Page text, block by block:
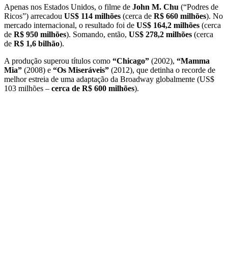
Apenas nos Estados Unidos, o filme de John M. Chu (“Podres de
Ricos”) arrecadou US$ 114 milhões (cerca de R$ 660 milhões). No
mercado internacional, o resultado foi de US$ 164,2 milhões (cerca
de R$ 950 milhões). Somando, então, US$ 278,2 milhões (cerca
de R$ 1,6 bilhão).
A produção superou títulos como “Chicago” (2002), “Mamma
Mia” (2008) e “Os Miseráveis” (2012), que detinha o recorde de
melhor estreia de uma adaptação da Broadway globalmente (US$
103 milhões – cerca de R$ 600 milhões).